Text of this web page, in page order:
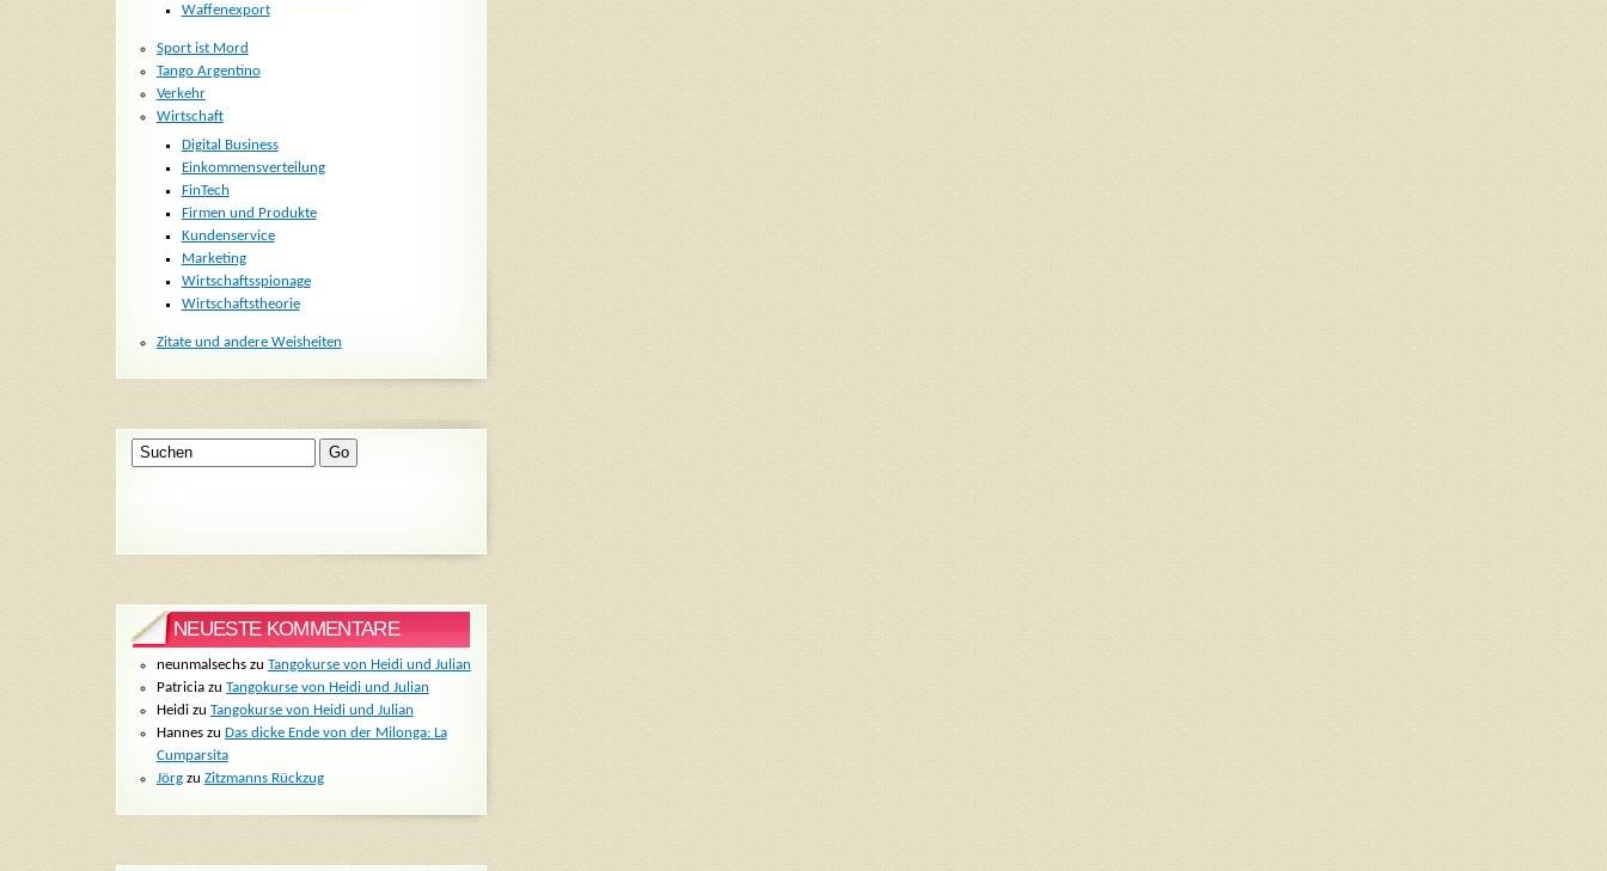
Waffenexport
Sport ist Mord
Tango Argentino
Verkehr
Wirtschaft
Digital Business
Einkommensverteilung
FinTech
Firmen und Produkte
Kundenservice
Marketing
Wirtschaftsspionage
Wirtschaftstheorie
Zitate und andere Weisheiten
NEUESTE KOMMENTARE
neunmalsechszu Tangokurse von Heidi und Julian
Patriciazu Tangokurse von Heidi und Julian
Heidizu Tangokurse von Heidi und Julian
Hanneszu Das dicke Ende von der Milonga: La
Cumparsita
Jörgzu Zitzmanns Rückzug